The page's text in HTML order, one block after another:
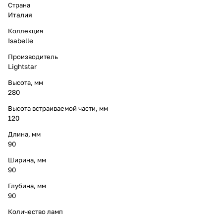
Страна
Италия
Коллекция
Isabelle
Производитель
Lightstar
Высота, мм
280
Высота встраиваемой части, мм
120
Длина, мм
90
Ширина, мм
90
Глубина, мм
90
Количество ламп